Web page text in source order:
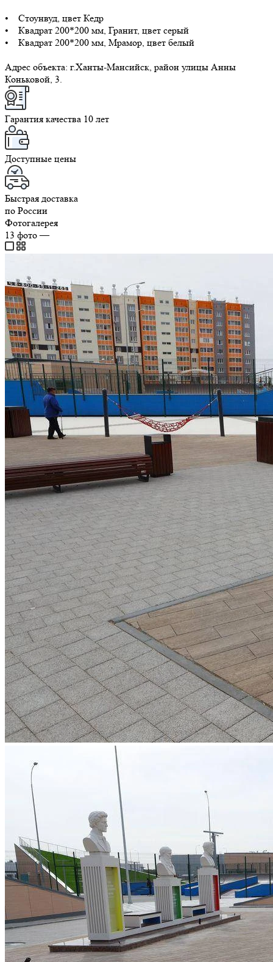
• Стоунвуд, цвет Кедр
• Квадрат 200*200 мм, Гранит, цвет серый
• Квадрат 200*200 мм, Мрамор, цвет белый
Адрес объекта: г.Ханты-Мансийск, район улицы Анны
Коньковой, 3.
Гарантия качества 10 лет
Доступные цены
Быстрая доставка
по России
Фотогалерея
13 фото—